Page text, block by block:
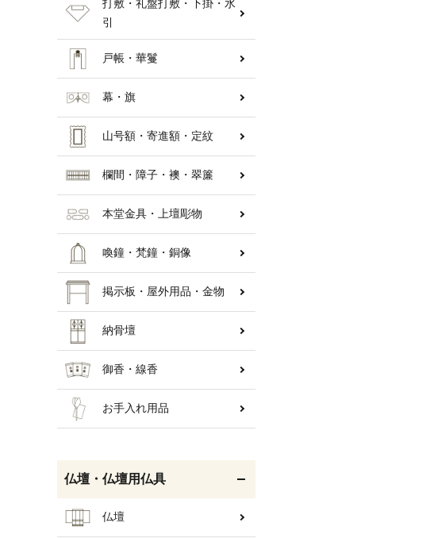
打敷・礼盤打敷・下掛・水
引
戸帳・華鬘
幕・旗
山号額・寄進額・定紋
欄間・障子・襖・翠簾
本堂金具・上壇彫物
喚鐘・梵鐘・銅像
掲示板・屋外用品・金物
納骨壇
御香・線香
お手入れ用品
仏壇・仏壇用仏具
仏壇